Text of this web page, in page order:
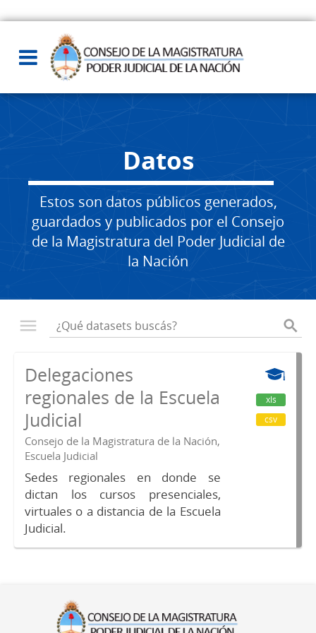
Datos
Estos son datos públicos generados,
guardados y publicados por el Consejo
de la Magistratura del Poder Judicial de
la Nación
Delegaciones
regionales de la Escuela
Judicial
Consejo de la Magistratura de la Nación,
Escuela Judicial
Sedes regionales en donde se
dictan los cursos presenciales,
virtuales o a distancia de la Escuela
Judicial.
xls
csv